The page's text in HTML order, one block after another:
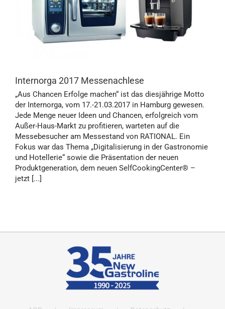
Internorga 2017 Messenachlese
„Aus Chancen Erfolge machen“ ist das diesjährige Motto
der Internorga, vom 17.-21.03.2017 in Hamburg gewesen.
Jede Menge neuer Ideen und Chancen, erfolgreich vom
Außer-Haus-Markt zu profitieren, warteten auf die
Messebesucher am Messestand von RATIONAL. Ein
Fokus war das Thema „Digitalisierung in der Gastronomie
und Hotellerie“ sowie die Präsentation der neuen
Produktgeneration, dem neuen SelfCookingCenter® –
jetzt [...]